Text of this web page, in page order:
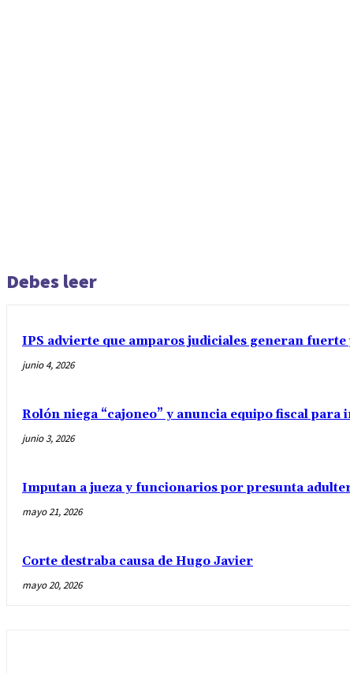
Debes leer
IPS advierte que amparos judiciales generan
junio 4, 2026
Rolón niega “cajoneo” y anuncia equipo fiscal
junio 3, 2026
Imputan a jueza y funcionarios por presunta
mayo 21, 2026
Corte destraba causa de Hugo Javier
mayo 20, 2026